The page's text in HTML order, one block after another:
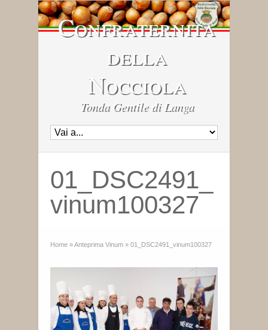
Confraternita
della
Nocciola
Tonda Gentile di Langa
01_DSC2491_
vinum100327
Home »Anteprima Vinum » 01_DSC2491_vinum100327